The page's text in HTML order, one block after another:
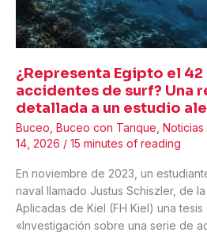
industria
del
buceo
puede
ignorar
¿Representa Egipto el 42
accidentes de surf? Una
detallada a un estudio
Buceo Buceo con Tanque Noticias
14, 2026 / 15 minutes of reading
En noviembre de 2023, un
naval llamado Justus Schiszler, de
Aplicadas de Kiel (FH Kiel) una
«Investigación sobre una serie de